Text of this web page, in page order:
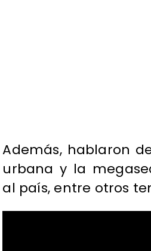
Además, hablaron
urbana y la
al país, entre otros